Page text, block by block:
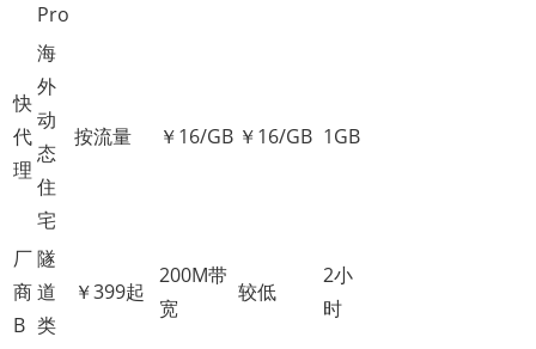
Pro
快
代
理
海
外
动
态
住
宅
按流量 ￥16/GB ￥16/GB 1GB
厂
商
B
隧
道
类
￥399起
200M带
宽
较低
2小
时